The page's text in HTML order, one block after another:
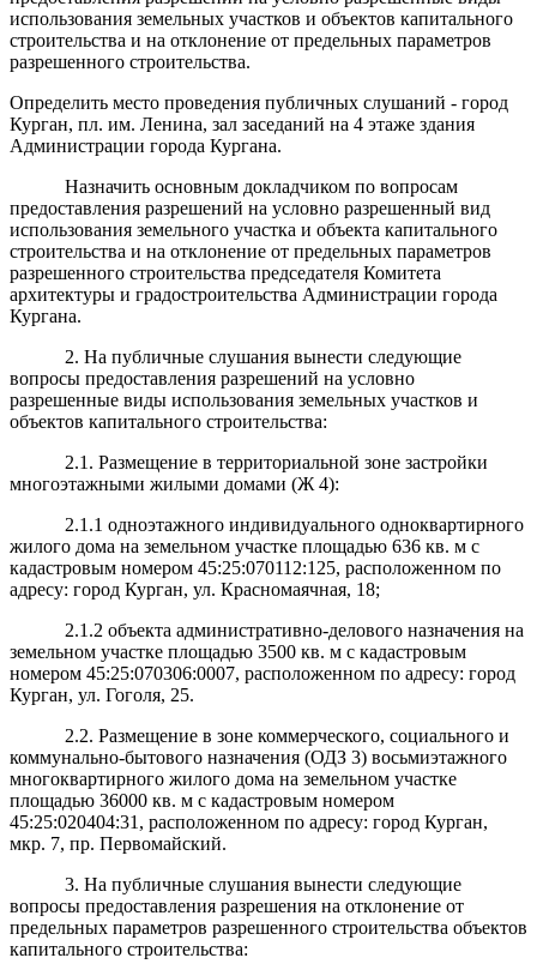
использования земельных участков и объектов капитального
строительства и на отклонение от предельных параметров
разрешенного строительства.
Определить место проведения публичных слушаний - город
Курган, пл. им. Ленина, зал заседаний на 4 этаже здания
Администрации города Кургана.
Назначить основным докладчиком по вопросам
предоставления разрешений на условно разрешенный вид
использования земельного участка и объекта капитального
строительства и на отклонение от предельных параметров
разрешенного строительства председателя Комитета
архитектуры и градостроительства Администрации города
Кургана.
2. На публичные слушания вынести следующие
вопросы предоставления разрешений на условно
разрешенные виды использования земельных участков и
объектов капитального строительства:
2.1. Размещение в территориальной зоне застройки
многоэтажными жилыми домами (Ж 4):
2.1.1 одноэтажного индивидуального одноквартирного
жилого дома на земельном участке площадью 636 кв. м с
кадастровым номером 45:25:070112:125, расположенном по
адресу: город Курган, ул. Красномаячная, 18;
2.1.2 объекта административно-делового назначения на
земельном участке площадью 3500 кв. м с кадастровым
номером 45:25:070306:0007, расположенном по адресу: город
Курган, ул. Гоголя, 25.
2.2. Размещение в зоне коммерческого, социального и
коммунально-бытового назначения (ОДЗ 3) восьмиэтажного
многоквартирного жилого дома на земельном участке
площадью 36000 кв. м с кадастровым номером
45:25:020404:31, расположенном по адресу: город Курган,
мкр. 7, пр. Первомайский.
3. На публичные слушания вынести следующие
вопросы предоставления разрешения на отклонение от
предельных параметров разрешенного строительства объектов
капитального строительства: